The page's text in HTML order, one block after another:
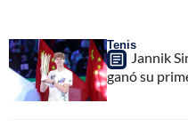
Tenis
Jannik
ganó su